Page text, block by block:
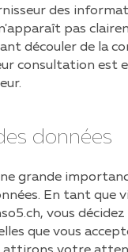
des
pas
découler de la
consultation est
données
grande
En tant que
, vous
que vous